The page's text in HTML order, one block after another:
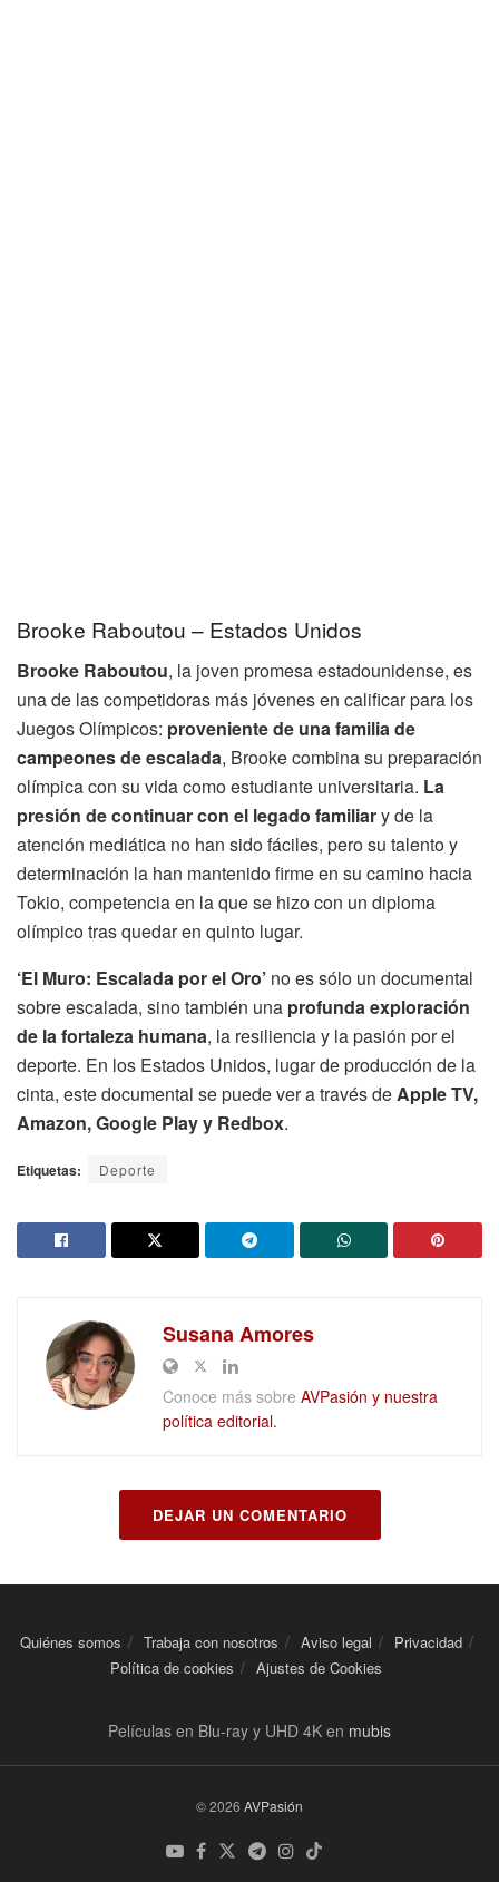
Brooke Raboutou – Estados Unidos
Brooke Raboutou, la joven promesa estadounidense, es
una de las competidoras más jóvenes en calificar para los
Juegos Olímpicos: proveniente de una familia de
campeones de escalada, Brooke combina su preparación
olímpica con su vida como estudiante universitaria. La
presión de continuar con el legado familiary de la
atención mediática no han sido fáciles, pero su talento y
determinación la han mantenido firme en su camino hacia
Tokio, competencia en la que se hizo con un diploma
olímpico tras quedar en quinto lugar.
‘El Muro: Escalada por el Oro’ no es sólo un documental
sobre escalada, sino también una profunda exploración
de la fortaleza humana, la resiliencia y la pasión por el
deporte. En los Estados Unidos, lugar de producción de la
cinta, este documental se puede ver a través deApple TV,
Amazon, Google Play y Redbox.
Etiquetas: Deporte
Susana Amores
Conoce más sobre AVPasión y nuestra
política editorial.
DEJAR UN COMENTARIO
Quiénes somos Trabaja con nosotros Aviso legal
Privacidad
Política de cookies
Ajustes de Cookies
Películas en Blu-ray y UHD 4K en mubis
© 2026 AVPasión